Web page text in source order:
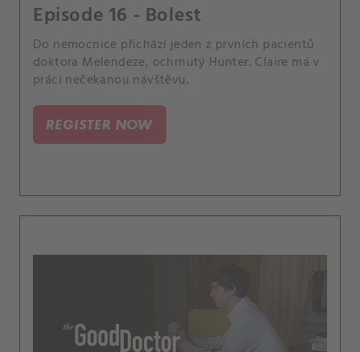
Episode 16 - Bolest
Do nemocnice přichází jeden z prvních pacientů
doktora Melendeze, ochrnutý Hunter. Claire má v
práci nečekanou návštěvu.
REGISTER NOW